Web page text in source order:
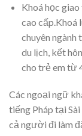
Khoá học
cao cấp.Khoá
chuyên ngành
du lịch, kết
cho trẻ em từ
Các ngoại ngữ
tiếng Pháp tại
cả người đi làm